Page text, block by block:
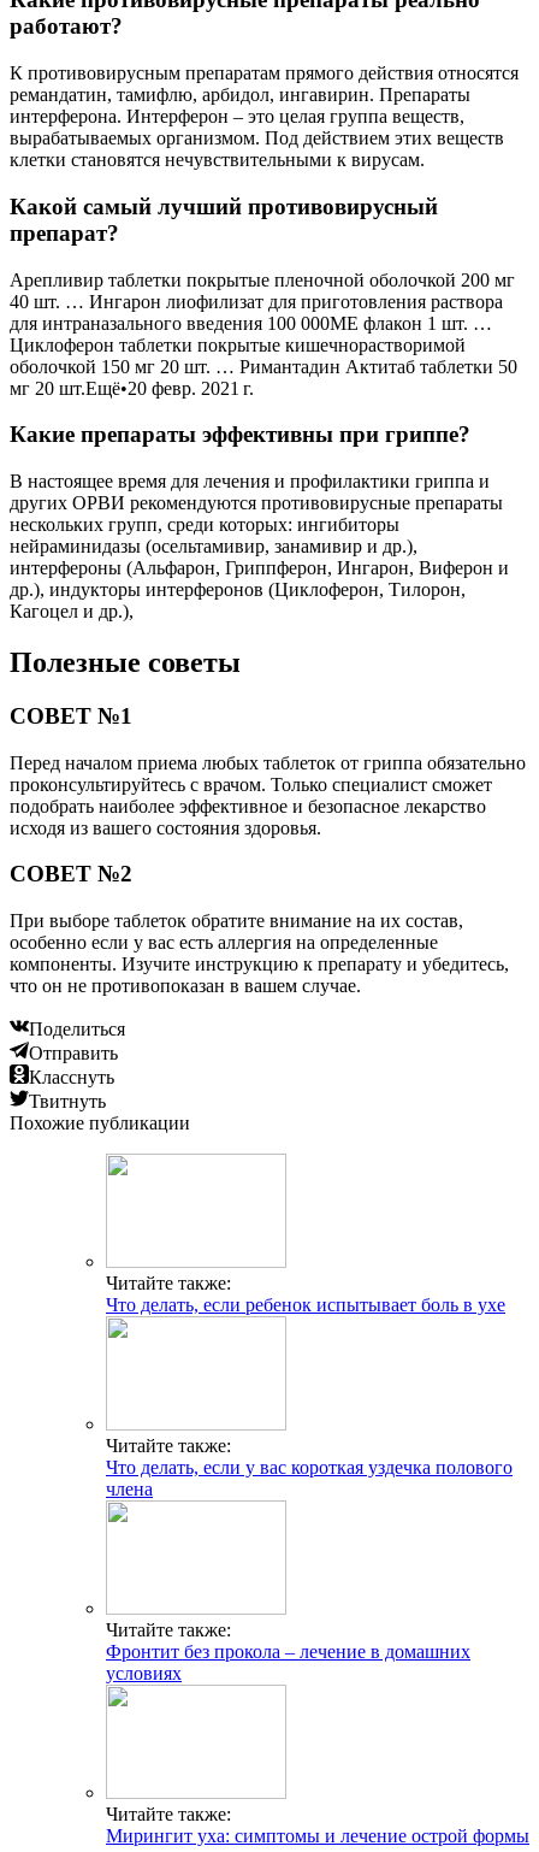
работают?
К противовирусным препаратам прямого действия относятся
ремандатин, тамифлю, арбидол, ингавирин. Препараты
интерферона. Интерферон – это целая группа веществ,
вырабатываемых организмом. Под действием этих веществ
клетки становятся нечувствительными к вирусам.
Какой самый лучший противовирусный
препарат?
Арепливир таблетки покрытые пленочной оболочкой 200 мг
40 шт. … Ингарон лиофилизат для приготовления раствора
для интраназального введения 100 000МЕ флакон 1 шт. …
Циклоферон таблетки покрытые кишечнорастворимой
оболочкой 150 мг 20 шт. … Римантадин Актитаб таблетки 50
мг 20 шт.Ещё•20 февр. 2021 г.
Какие препараты эффективны при гриппе?
В настоящее время для лечения и профилактики гриппа и
других ОРВИ рекомендуются противовирусные препараты
нескольких групп, cреди которых: ингибиторы
нейраминидазы (осельтамивир, занамивир и др.),
интерфероны (Альфарон, Гриппферон, Ингарон, Виферон и
др.), индукторы интерферонов (Циклоферон, Тилорон,
Кагоцел и др.),
Полезные советы
СОВЕТ №1
Перед началом приема любых таблеток от гриппа обязательно
проконсультируйтесь с врачом. Только специалист сможет
подобрать наиболее эффективное и безопасное лекарство
исходя из вашего состояния здоровья.
СОВЕТ №2
При выборе таблеток обратите внимание на их состав,
особенно если у вас есть аллергия на определенные
компоненты. Изучите инструкцию к препарату и убедитесь,
что он не противопоказан в вашем случае.
Поделиться
Отправить
Класснуть
Твитнуть
Похожие публикации
Читайте также:
Что делать, если ребенок испытывает боль в ухе
Читайте также:
Что делать, если у вас короткая уздечка полового
члена
Читайте также:
Фронтит без прокола – лечение в домашних
условиях
Читайте также:
Мирингит уха: симптомы и лечение острой формы